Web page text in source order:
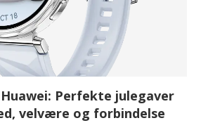
Perfekte julegaver
velvære og forbindelse